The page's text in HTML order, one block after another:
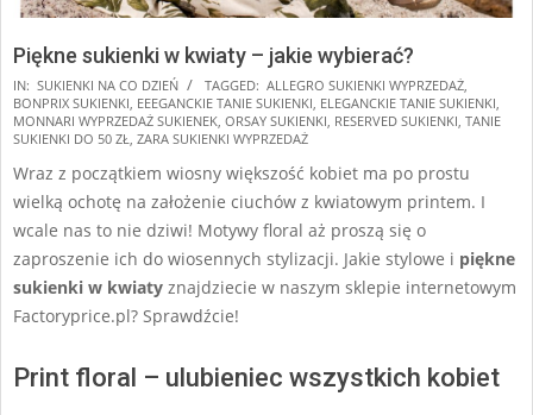
Piękne sukienki w kwiaty – jakie wybierać?
2025-
07-
24
IN: SUKIENKI NA CO DZIEŃ TAGGED: ALLEGRO SUKIENKI WYPRZEDAŻ,
BONPRIX SUKIENKI, EEEGANCKIE TANIE SUKIENKI, ELEGANCKIE TANIE SUKIENKI,
MONNARI WYPRZEDAŻ SUKIENEK, ORSAY SUKIENKI, RESERVED SUKIENKI, TANIE
SUKIENKI DO 50 ZŁ, ZARA SUKIENKI WYPRZEDAŻ
Wraz z początkiem wiosny większość kobiet ma po prostu
wielką ochotę na założenie ciuchów z kwiatowym printem. I
wcale nas to nie dziwi! Motywy floral aż proszą się o
zaproszenie ich do wiosennych stylizacji. Jakie stylowe i piękne
sukienki w kwiaty znajdziecie w naszym sklepie internetowym
Factoryprice.pl? Sprawdźcie!
Print floral – ulubieniec wszystkich kobiet